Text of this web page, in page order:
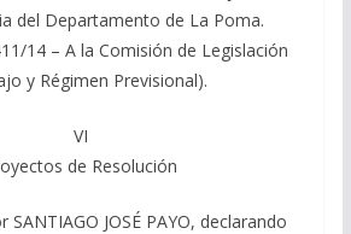
del Departamento de La Poma.
14 – A la Comisión de Legislación
y Régimen Previsional).
VI
de Resolución
SANTIAGO JOSÉ PAYO, declarando